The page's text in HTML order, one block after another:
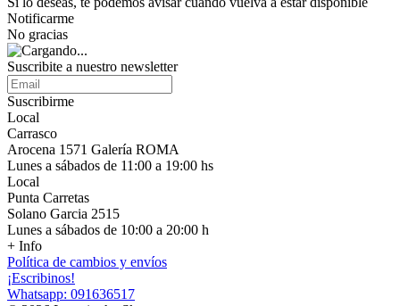
Notificarme
No gracias
Suscribite a nuestro newsletter
Suscribirme
Local
Carrasco
Arocena 1571 Galería ROMA
Lunes a sábados de 11:00 a 19:00 hs
Local
Punta Carretas
Solano Garcia 2515
Lunes a sábados de 10:00 a 20:00 h
+ Info
Política de cambios y envíos
¡Escribinos!
Whatsapp: 091636517